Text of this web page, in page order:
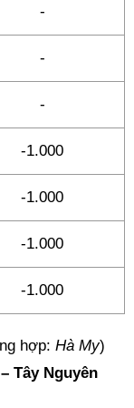
-
-
-
-1.000
-1.000
-1.000
-1.000
hợp: Hà My)
Tây Nguyên